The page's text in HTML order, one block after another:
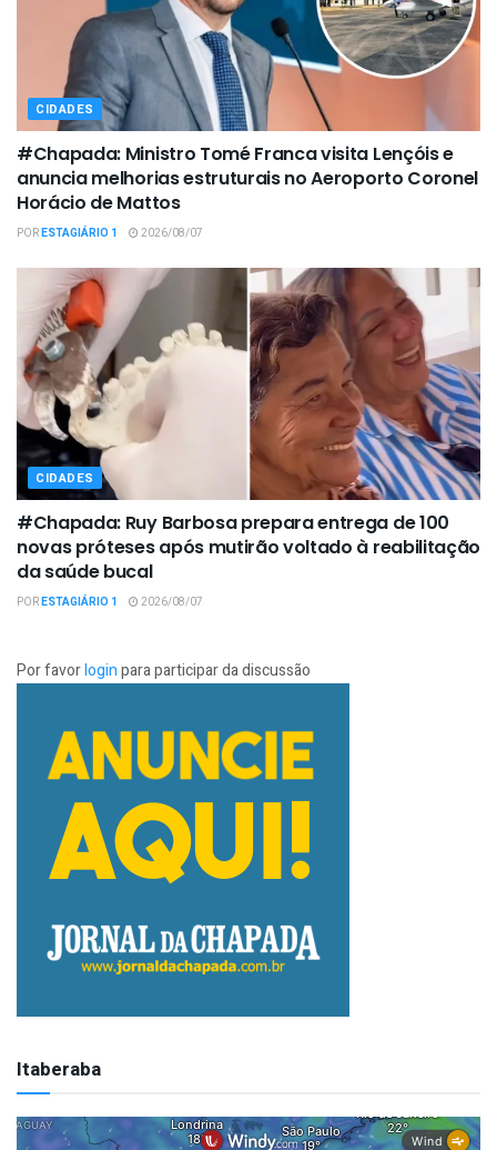
CIDADES
#Chapada: Ministro Tomé Franca visita Lençóis e
anuncia melhorias estruturais no Aeroporto Coronel
Horácio de Mattos
PORESTAGIÁRIO 1 2026/08/07
CIDADES
#Chapada: Ruy Barbosa prepara entrega de 100
novas próteses após mutirão voltado à reabilitação
da saúde bucal
PORESTAGIÁRIO 1 2026/08/07
Por favorloginpara participar da discussão
Itaberaba